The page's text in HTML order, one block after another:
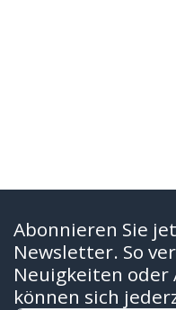
Abonnieren Sie
Newsletter. So
Neuigkeiten oder
können sich